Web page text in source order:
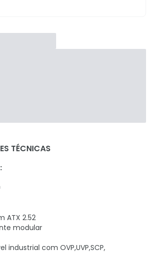
TÉCNICAS
ATX 2.52
modular
industrial com OVP,UVP,SCP,